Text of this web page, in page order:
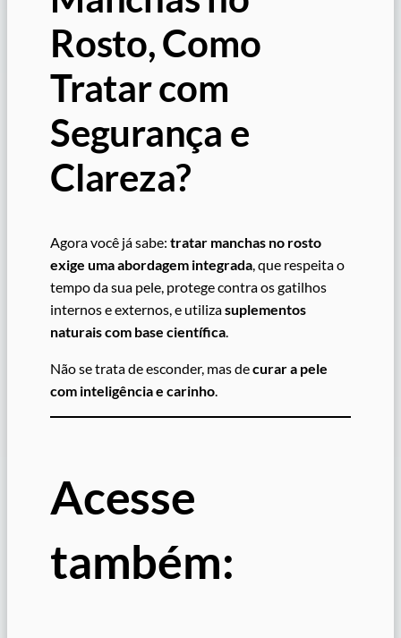
Rosto, Como
Tratar com
Segurança e
Clareza?
Agora você já sabe: tratar manchas no rosto
exige uma abordagem integrada , que respeita o
tempo da sua pele, protege contra os gatilhos
internos e externos, e utilizasuplementos
naturais com base científica
Não se trata de esconder, mas decurar a pele
com inteligência e carinho.
Acesse
também: